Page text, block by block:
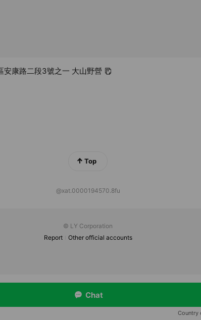
安康路二段3號之一 大山野營
Top
@xat.0000194570.8fu
© LY Corporation
Report
Other official accounts
Chat
Country